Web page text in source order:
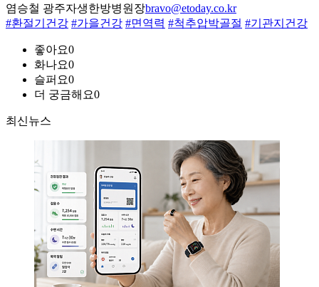
염승철 광주자생한방병원장bravo@etoday.co.kr
#환절기건강 #가을건강 #면역력 #척추압박골절 #기관지건강
좋아요0
화나요0
슬퍼요0
더 궁금해요0
최신뉴스